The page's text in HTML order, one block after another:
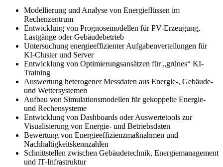
Modellierung und Analyse von Energieflüssen im
Rechenzentrum
Entwicklung von Prognosemodellen für PV-Erzeugung,
Lastgänge oder Gebäudebetrieb
Untersuchung energieeffizienter Aufgabenverteilungen für
KI-Cluster und Server
Entwicklung von Optimierungsansätzen für „grünes“ KI-
Training
Auswertung heterogener Messdaten aus Energie-, Gebäude-
und Wettersystemen
Aufbau von Simulationsmodellen für gekoppelte Energie-
und Rechensysteme
Entwicklung von Dashboards oder Auswertetools zur
Visualisierung von Energie- und Betriebsdaten
Bewertung von Energieeffizienzmaßnahmen und
Nachhaltigkeitskennzahlen
Schnittstellen zwischen Gebäudetechnik, Energiemanagement
und IT-Infrastruktur